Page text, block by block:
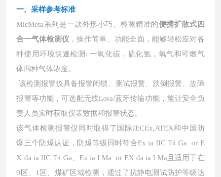
一、采样参考标准
MicMeta系列是一款外形小巧、检测精准的便携扩散式四
合一气体检测仪 ，操作简单、功能全面，能够轻松应对各
种使用环境快速检测: 一氧化碳，硫化氢，氧气和可燃气
体四种气体浓度。
该检测报警仪具备报警闭锁、测试报警、跌倒报警、故障
报警等功能，可选配无线Lora/蓝牙传输功能，能让安全负
责人员实时获取仪表数据和报警状态。
该气体检测报警仪同时取得了国际IECEx,ATEX和中国防
爆三个防爆认证，防爆等级同时符合Ex ia IIC T4 Ga or E
X da ia IIC T4 Ga、Ex ia I Ma or EX da ia I Ma且适用于在
0区、1区、煤矿区域检测，通过了抗静电测试防护等级达